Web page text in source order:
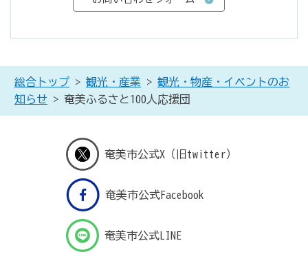
総合トップ > 観光・産業 > 観光・物産・イベントのお
知らせ > 奄美ふるさと100人応援団
奄美市公式X（旧twitter）
奄美市公式Facebook
奄美市公式LINE